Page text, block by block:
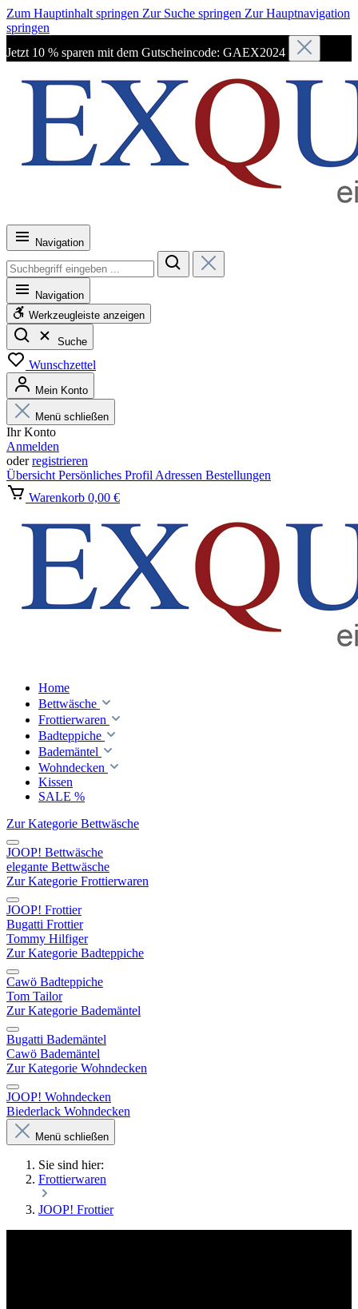
Zum Hauptinhalt springen Zur Suche springen Zur Hauptnavigation
springen
Jetzt 10 % sparen mit dem Gutscheincode: GAEX2024
Navigation
Navigation
Werkzeugleiste anzeigen
Suche
Wunschzettel
Mein Konto
Menü schließen
Ihr Konto
Anmelden
oderregistrieren
Übersicht Persönliches Profil Adressen Bestellungen
Warenkorb 0,00 €
Home
Bettwäsche
Frottierwaren
Badteppiche
Bademäntel
Wohndecken
Kissen
SALE %
Zur Kategorie Bettwäsche
JOOP! Bettwäsche
elegante Bettwäsche
Zur Kategorie Frottierwaren
JOOP! Frottier
Bugatti Frottier
Tommy Hilfiger
Zur Kategorie Badteppiche
Cawö Badteppiche
Tom Tailor
Zur Kategorie Bademäntel
Bugatti Bademäntel
Cawö Bademäntel
Zur Kategorie Wohndecken
JOOP! Wohndecken
Biederlack Wohndecken
Menü schließen
Sie sind hier:
Frottierwaren
JOOP! Frottier